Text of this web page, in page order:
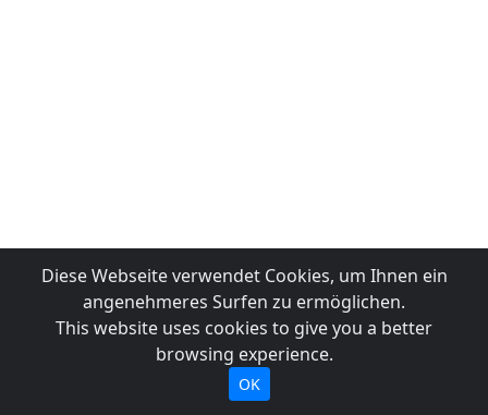
Diese Webseite verwendet Cookies, um Ihnen ein
angenehmeres Surfen zu ermöglichen.
This website uses cookies to give you a better
browsing experience.
OK